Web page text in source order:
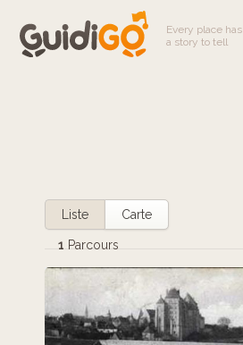
Every place has
a story to tell
Liste Carte
1 Parcours